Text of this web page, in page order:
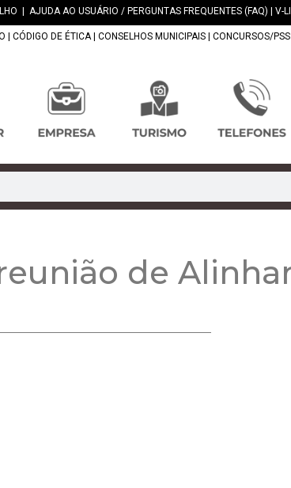
AJUDA AO USUÁRIO / PERGUNTAS FREQUENTES (FAQ) V-
CÓDIGO DE ÉTICA| CONSELHOS MUNICIPAIS CONCURSOS/PSS
de